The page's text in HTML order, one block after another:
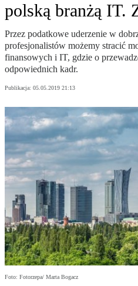
polską branżą IT.
Przez podatkowe uderzenie w
profesjonalistów możemy stracić
finansowych i IT, gdzie o
odpowiednich kadr.
Publikacja: 05.05.2019 21:13
Foto: Fotorzepa/ Marta Bogacz